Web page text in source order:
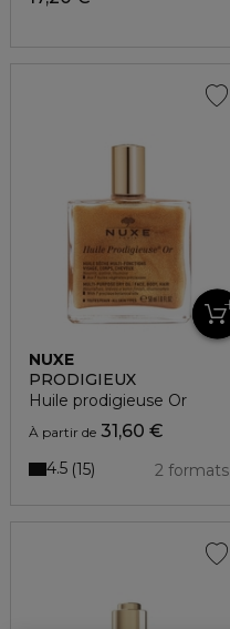
NUXE
PRODIGIEUX
Huile prodigieuse Or
À partir de 31,60 €
2 formats
4.5 15